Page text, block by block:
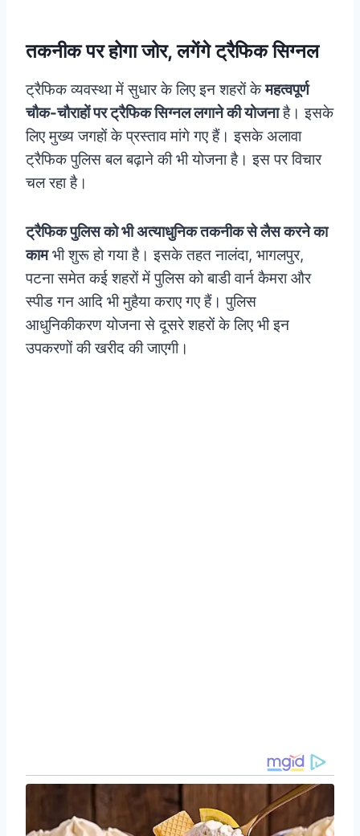
तकनीक पर होगा जोर, लगेंगे ट्रैफिक सिग्‍नल
ट्रैफिक व्यवस्था में सुधार के लिए इन शहरों केमहत्वपूर्ण
चौक-चौराहों पर ट्रैफिक सिग्नल लगाने की योजनाहै। इसके
लिए मुख्य जगहों के प्रस्ताव मांगे गए हैं। इसके अलावा
ट्रैफिक पुलिस बल बढ़ाने की भी योजना है। इस पर विचार
चल रहा है।
ट्रैफिक पुलिस को भी अत्याधुनिक तकनीक से लैस करने का
कामभी शुरू हो गया है। इसके तहत नालंदा, भागलपुर,
पटना समेत कई शहरों में पुलिस को बाडी वार्न कैमरा और
स्पीड गन आदि भी मुहैया कराए गए हैं। पुलिस
आधुनिकीकरण योजना से दूसरे शहरों के लिए भी इन
उपकरणों की खरीद की जाएगी।